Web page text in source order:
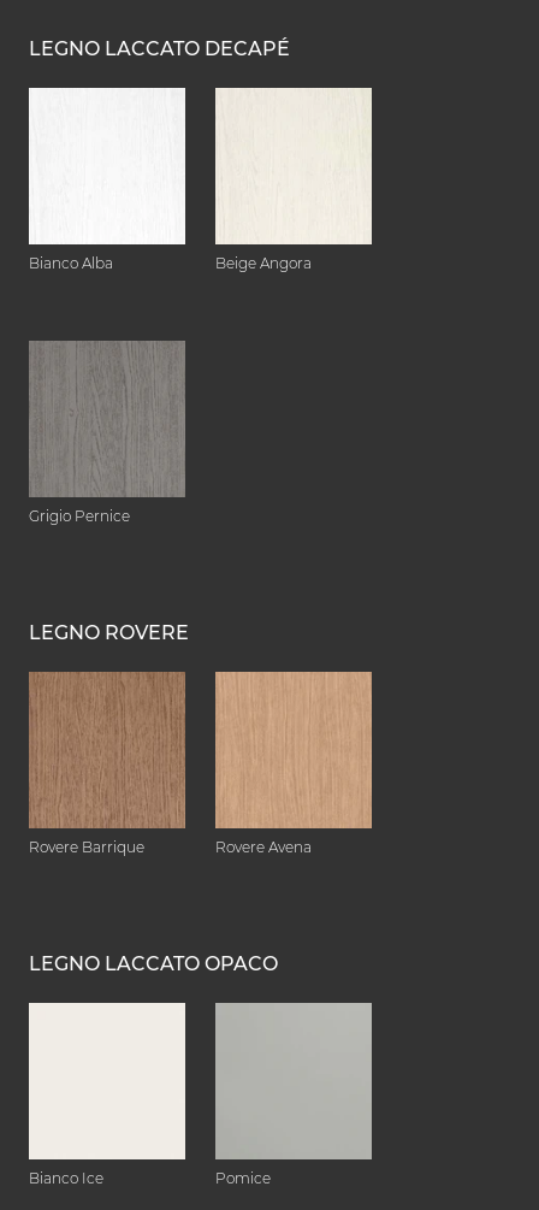
LEGNO LACCATO DECAPÉ
Bianco Alba Beige Angora
Grigio Pernice
LEGNO ROVERE
Rovere Barrique Rovere Avena
LEGNO LACCATO OPACO
Bianco Ice Pomice